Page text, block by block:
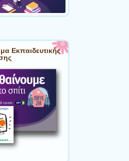
Εκπαιδευτικής